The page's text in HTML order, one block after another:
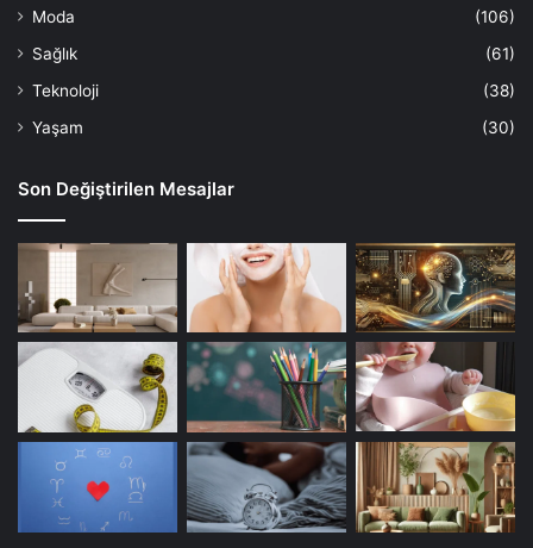
Moda
(106)
Sağlık
(61)
Teknoloji
(38)
Yaşam
(30)
Son Değiştirilen Mesajlar